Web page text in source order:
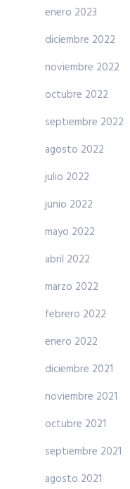
enero 2023
diciembre 2022
noviembre 2022
octubre 2022
septiembre 2022
agosto 2022
julio 2022
junio 2022
mayo 2022
abril 2022
marzo 2022
febrero 2022
enero 2022
diciembre 2021
noviembre 2021
octubre 2021
septiembre 2021
agosto 2021